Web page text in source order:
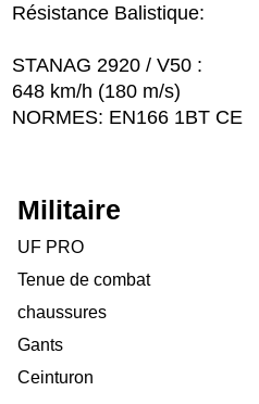
Résistance Balistique:
STANAG 2920 / V50 :
648 km/h (180 m/s)
NORMES: EN166 1BT CE
Militaire
UF PRO
Tenue de combat
chaussures
Gants
Ceinturon